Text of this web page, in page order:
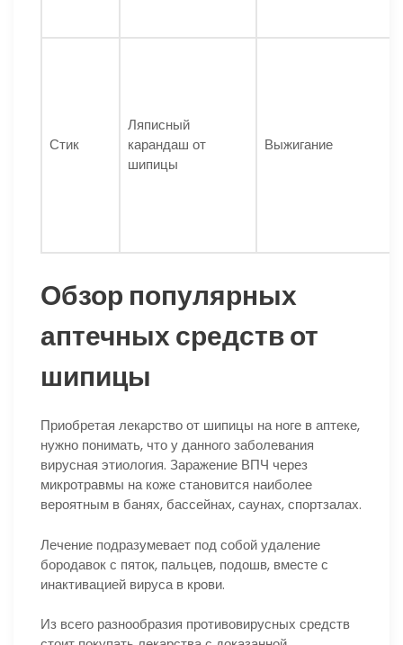
Стик
Ляписный
карандаш от
шипицы
Выжигание
Обзор популярных
аптечных средств от
шипицы
Приобретая лекарство от шипицы на ноге в аптеке,
нужно понимать, что у данного заболевания
вирусная этиология. Заражение ВПЧ через
микротравмы на коже становится наиболее
вероятным в банях, бассейнах, саунах, спортзалах.
Лечение подразумевает под собой удаление
бородавок с пяток, пальцев, подошв, вместе с
инактивацией вируса в крови.
Из всего разнообразия противовирусных средств